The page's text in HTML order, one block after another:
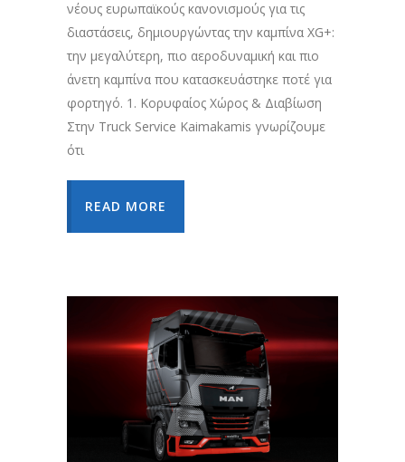
νέους ευρωπαϊκούς κανονισμούς για τις
διαστάσεις, δημιουργώντας την καμπίνα XG+:
την μεγαλύτερη, πιο αεροδυναμική και πιο
άνετη καμπίνα που κατασκευάστηκε ποτέ για
φορτηγό. 1. Κορυφαίος Χώρος & Διαβίωση
Στην Truck Service Kaimakamis γνωρίζουμε
ότι
READ MORE